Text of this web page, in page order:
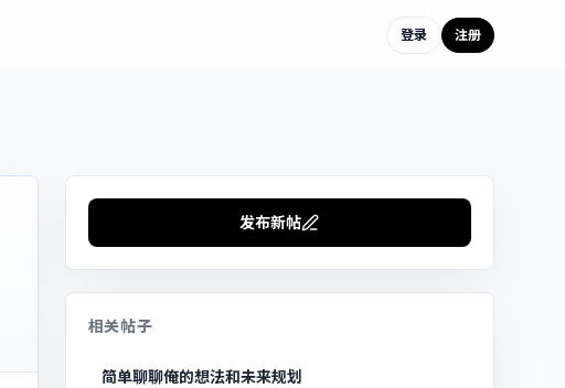
登录 注册
发布新帖
相关帖子
简单聊聊俺的想法和未来规划